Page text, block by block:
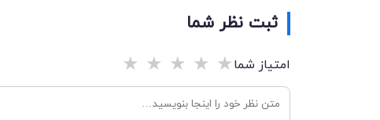
ثبت نظر شما
امتیاز شما★
★
★
★
★